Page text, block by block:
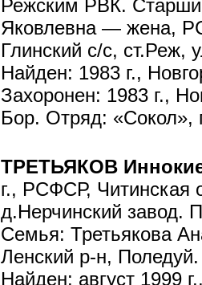
Режским РВК.
Яковлевна — жена,
Глинский с/с, ст.Реж,
Найден: 1983 г.,
Захоронен: 1983 г.,
Бор. Отряд: «Сокол»,
ТРЕТЬЯКОВ
г., РСФСР, Читинская
д.Нерчинский завод.
Семья: Третьякова
Ленский р-н, Поледуй.
Найден: август 1999